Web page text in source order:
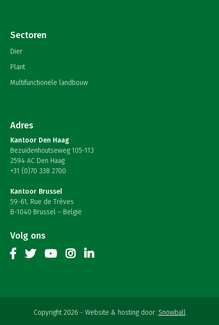
Sectoren
Dier
Plant
Multifunctionele landbouw
Adres
Kantoor Den Haag
Bezuidenhoutseweg 105-113
2594 AC Den Haag
+31 (0)70 338 2700
Kantoor Brussel
59-61, Rue de Trèves
B-1040 Brussel – België
Volg ons
Copyright 2026 Website & hosting door: Snowball